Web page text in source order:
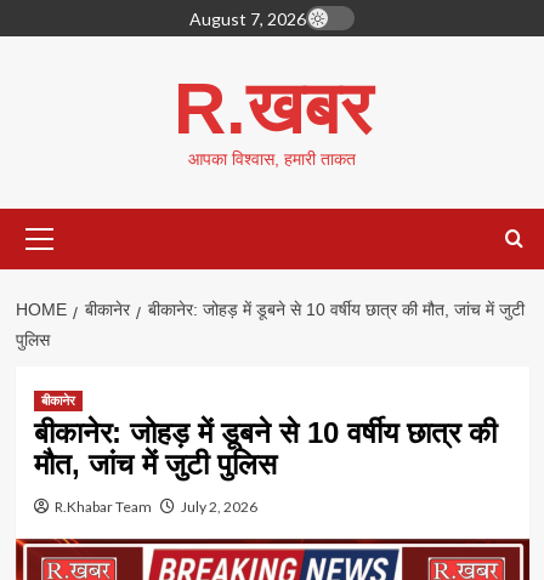
to
August 7, 2026
R.खबर
आपका विश्वास, हमारी ताकत
Menu
HOME बीकानेर
बीकानेर: जोहड़ में डूबने से 10 वर्षीय छात्र की मौत, जांच में जुटी
पुलिस
बीकानेर
बीकानेर: जोहड़ में डूबने से 10 वर्षीय छात्र की
मौत, जांच में जुटी पुलिस
R.Khabar Team July 2, 2026